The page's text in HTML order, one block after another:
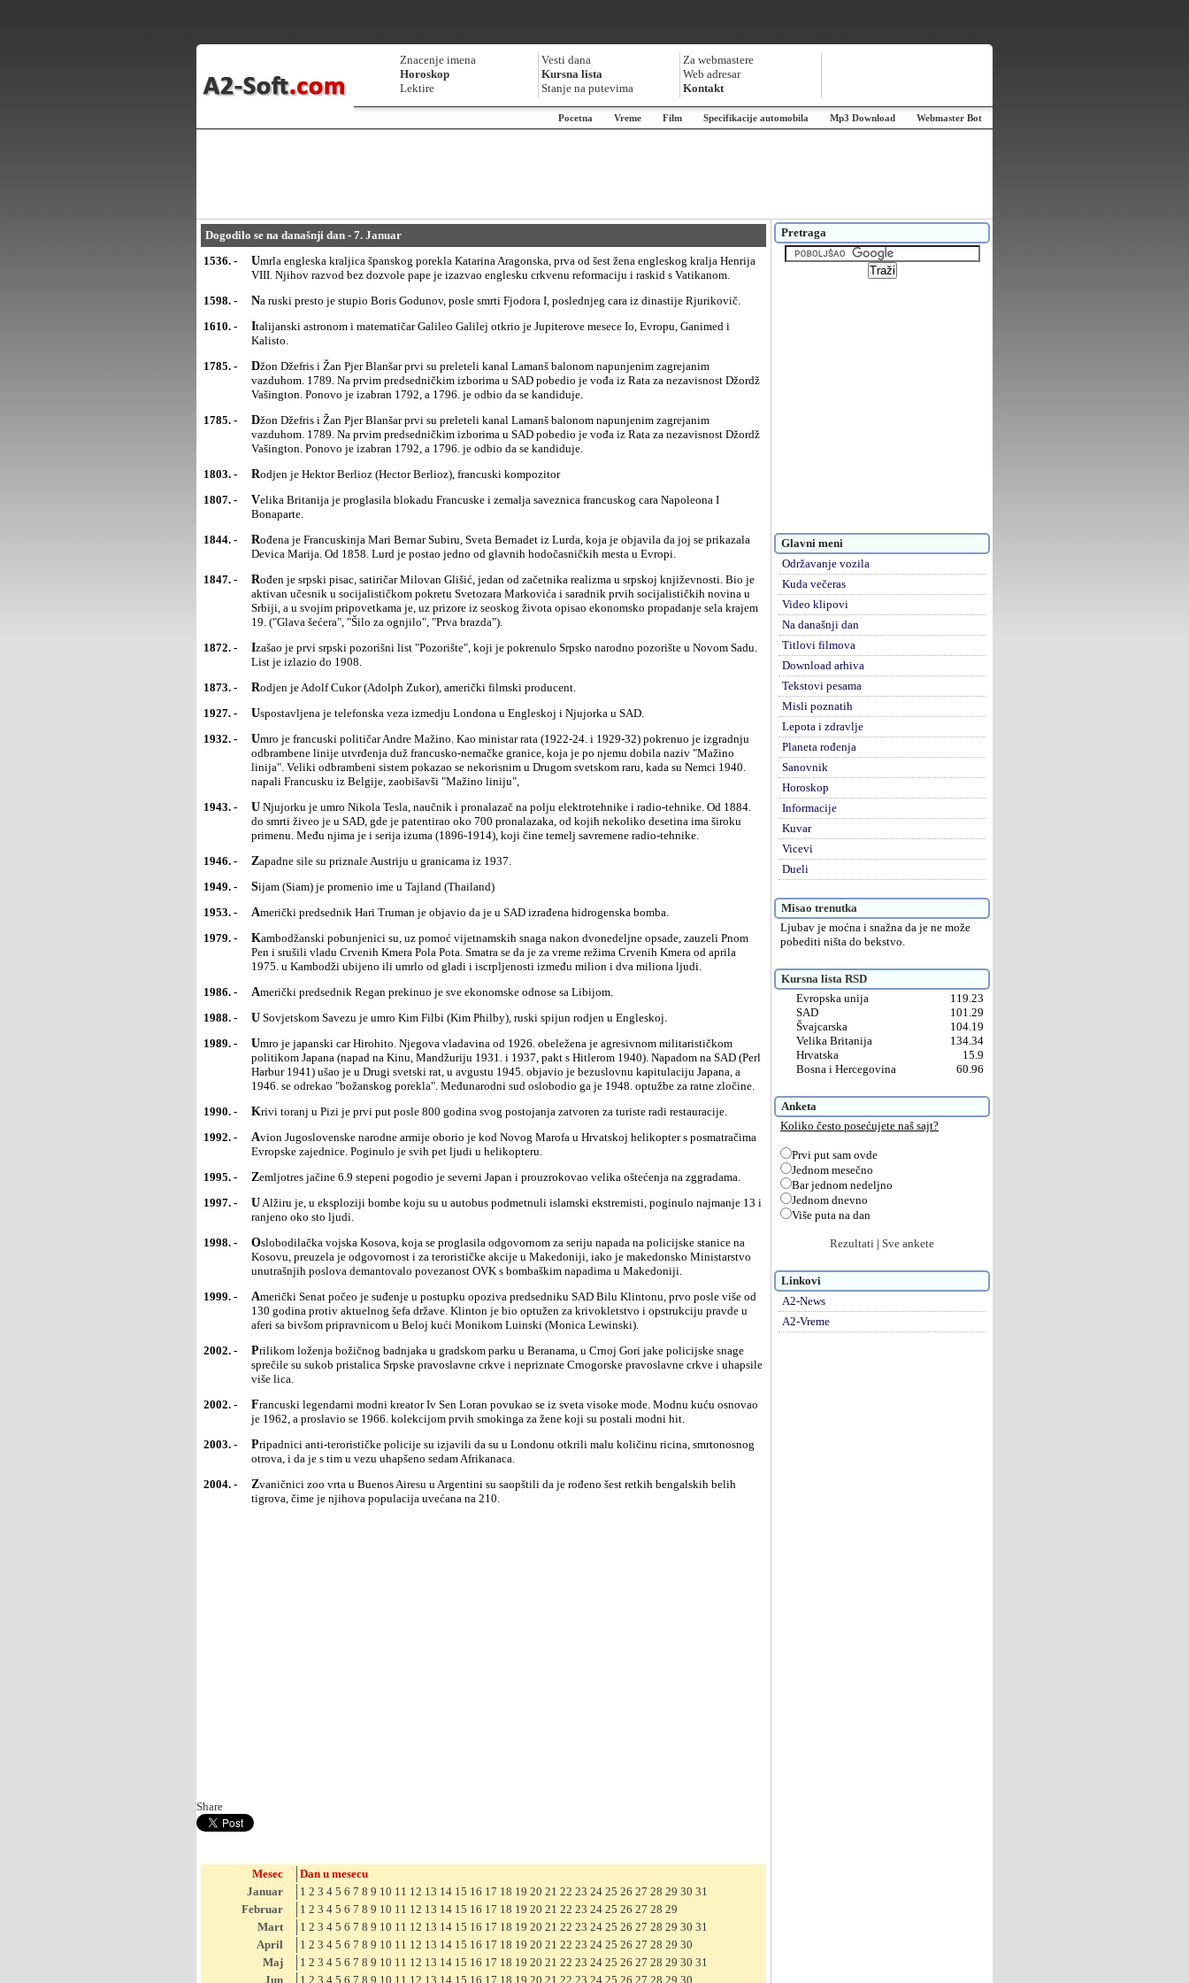
Znacenje imena
Horoskop
Lektire
Vesti dana
Kursna lista
Stanje na putevima
Za webmastere
Web adresar
Kontakt
Pocetna Vreme Film Specifikacije automobila Mp3 Download Webmaster Bot
Dogodilo se na današnji dan - 7. Januar
1536. -
Umrla engleska kraljica španskog porekla Katarina Aragonska, prva od šest žena engleskog kralja Henrija
VIII. Njihov razvod bez dozvole pape je izazvao englesku crkvenu reformaciju i raskid s Vatikanom.
1598. -
Na ruski presto je stupio Boris Godunov, posle smrti Fjodora I, poslednjeg cara iz dinastije Rjurikovič.
1610. -
Italijanski astronom i matematičar Galileo Galilej otkrio je Jupiterove mesece Io, Evropu, Ganimed i
Kalisto.
1785. -
Džon Džefris i Žan Pjer Blanšar prvi su preleteli kanal Lamanš balonom napunjenim zagrejanim
vazduhom. 1789. Na prvim predsedničkim izborima u SAD pobedio je vođa iz Rata za nezavisnost Džordž
Vašington. Ponovo je izabran 1792, a 1796. je odbio da se kandiduje.
1785. -
Džon Džefris i Žan Pjer Blanšar prvi su preleteli kanal Lamanš balonom napunjenim zagrejanim
vazduhom. 1789. Na prvim predsedničkim izborima u SAD pobedio je vođa iz Rata za nezavisnost Džordž
Vašington. Ponovo je izabran 1792, a 1796. je odbio da se kandiduje.
1803. -
Rodjen je Hektor Berlioz (Hector Berlioz), francuski kompozitor
1807. -
Velika Britanija je proglasila blokadu Francuske i zemalja saveznica francuskog cara Napoleona I
Bonaparte.
1844. -
Rođena je Francuskinja Mari Bernar Subiru, Sveta Bernadet iz Lurda, koja je objavila da joj se prikazala
Devica Marija. Od 1858. Lurd je postao jedno od glavnih hodočasničkih mesta u Evropi.
1847. -
Rođen je srpski pisac, satiričar Milovan Glišić, jedan od začetnika realizma u srpskoj književnosti. Bio je
aktivan učesnik u socijalističkom pokretu Svetozara Markovića i saradnik prvih socijalističkih novina u
Srbiji, a u svojim pripovetkama je, uz prizore iz seoskog života opisao ekonomsko propadanje sela krajem
19. ("Glava šećera", "Šilo za ognjilo", "Prva brazda").
1872. -
Izašao je prvi srpski pozorišni list "Pozorište", koji je pokrenulo Srpsko narodno pozorište u Novom Sadu.
List je izlazio do 1908.
1873. -
Rodjen je Adolf Cukor (Adolph Zukor), američki filmski producent.
1927. -
Uspostavljena je telefonska veza izmedju Londona u Engleskoj i Njujorka u SAD.
1932. -
Umro je francuski političar Andre Mažino. Kao ministar rata (1922-24. i 1929-32) pokrenuo je izgradnju
odbrambene linije utvrđenja duž francusko-nemačke granice, koja je po njemu dobila naziv "Mažino
linija". Veliki odbrambeni sistem pokazao se nekorisnim u Drugom svetskom raru, kada su Nemci 1940.
napali Francusku iz Belgije, zaobišavši "Mažino liniju",
1943. -
U Njujorku je umro Nikola Tesla, naučnik i pronalazač na polju elektrotehnike i radio-tehnike. Od 1884.
do smrti živeo je u SAD, gde je patentirao oko 700 pronalazaka, od kojih nekoliko desetina ima široku
primenu. Među njima je i serija izuma (1896-1914), koji čine temelj savremene radio-tehnike.
1946. -
Zapadne sile su priznale Austriju u granicama iz 1937.
1949. -
Sijam (Siam) je promenio ime u Tajland (Thailand)
1953. -
Američki predsednik Hari Truman je objavio da je u SAD izrađena hidrogenska bomba.
1979. -
Kambodžanski pobunjenici su, uz pomoć vijetnamskih snaga nakon dvonedeljne opsade, zauzeli Pnom
Pen i srušili vladu Crvenih Kmera Pola Pota. Smatra se da je za vreme režima Crvenih Kmera od aprila
1975. u Kambodži ubijeno ili umrlo od gladi i iscrpljenosti između milion i dva miliona ljudi.
1986. -
Američki predsednik Regan prekinuo je sve ekonomske odnose sa Libijom.
1988. -
U Sovjetskom Savezu je umro Kim Filbi (Kim Philby), ruski spijun rodjen u Engleskoj.
1989. -
Umro je japanski car Hirohito. Njegova vladavina od 1926. obeležena je agresivnom militarističkom
politikom Japana (napad na Kinu, Mandžuriju 1931. i 1937, pakt s Hitlerom 1940). Napadom na SAD (Perl
Harbur 1941) ušao je u Drugi svetski rat, u avgustu 1945. objavio je bezuslovnu kapitulaciju Japana, a
1946. se odrekao "božanskog porekla". Međunarodni sud oslobodio ga je 1948. optužbe za ratne zločine.
1990. -
Krivi toranj u Pizi je prvi put posle 800 godina svog postojanja zatvoren za turiste radi restauracije.
1992. -
Avion Jugoslovenske narodne armije oborio je kod Novog Marofa u Hrvatskoj helikopter s posmatračima
Evropske zajednice. Poginulo je svih pet ljudi u helikopteru.
1995. -
Zemljotres jačine 6.9 stepeni pogodio je severni Japan i prouzrokovao velika oštećenja na zggradama.
1997. -
U Alžiru je, u eksploziji bombe koju su u autobus podmetnuli islamski ekstremisti, poginulo najmanje 13 i
ranjeno oko sto ljudi.
1998. -
Oslobodilačka vojska Kosova, koja se proglasila odgovornom za seriju napada na policijske stanice na
Kosovu, preuzela je odgovornost i za terorističke akcije u Makedoniji, iako je makedonsko Ministarstvo
unutrašnjih poslova demantovalo povezanost OVK s bombaškim napadima u Makedoniji.
1999. -
Američki Senat počeo je suđenje u postupku opoziva predsedniku SAD Bilu Klintonu, prvo posle više od
130 godina protiv aktuelnog šefa države. Klinton je bio optužen za krivokletstvo i opstrukciju pravde u
aferi sa bivšom pripravnicom u Beloj kući Monikom Luinski (Monica Lewinski).
2002. -
Prilikom loženja božičnog badnjaka u gradskom parku u Beranama, u Crnoj Gori jake policijske snage
sprečile su sukob pristalica Srpske pravoslavne crkve i nepriznate Crnogorske pravoslavne crkve i uhapsile
više lica.
2002. -
Francuski legendarni modni kreator Iv Sen Loran povukao se iz sveta visoke mode. Modnu kuću osnovao
je 1962, a proslavio se 1966. kolekcijom prvih smokinga za žene koji su postali modni hit.
2003. -
Pripadnici anti-terorističke policije su izjavili da su u Londonu otkrili malu količinu ricina, smrtonosnog
otrova, i da je s tim u vezu uhapšeno sedam Afrikanaca.
2004. -
Zvaničnici zoo vrta u Buenos Airesu u Argentini su saopštili da je rođeno šest retkih bengalskih belih
tigrova, čime je njihova populacija uvećana na 210.
Share
Mesec
Dan u mesecu
Januar
1 2 3 4 5 6 7 8 9 10 11 12 13 14 15 16 17 18 19 20 21 22 23 24 25 26 27 28 29 30 31
Februar
1 2 3 4 5 6 7 8 9 10 11 12 13 14 15 16 17 18 19 20 21 22 23 24 25 26 27 28 29
Mart
1 2 3 4 5 6 7 8 9 10 11 12 13 14 15 16 17 18 19 20 21 22 23 24 25 26 27 28 29 30 31
April
1 2 3 4 5 6 7 8 9 10 11 12 13 14 15 16 17 18 19 20 21 22 23 24 25 26 27 28 29 30
Maj
1 2 3 4 5 6 7 8 9 10 11 12 13 14 15 16 17 18 19 20 21 22 23 24 25 26 27 28 29 30 31
Jun
1 2 3 4 5 6 7 8 9 10 11 12 13 14 15 16 17 18 19 20 21 22 23 24 25 26 27 28 29 30
Pretraga
Glavni meni
Održavanje vozila
Kuda večeras
Video klipovi
Na današnji dan
Titlovi filmova
Download arhiva
Tekstovi pesama
Misli poznatih
Lepota i zdravlje
Planeta rođenja
Sanovnik
Horoskop
Informacije
Kuvar
Vicevi
Dueli
Misao trenutka
Ljubav je moćna i snažna da je ne može
pobediti ništa do bekstvo.
Kursna lista RSD
Evropska unija
119.23
SAD
101.29
Švajcarska
104.19
Velika Britanija
134.34
Hrvatska
15.9
Bosna i Hercegovina
60.96
Anketa
Koliko često posećujete naš sajt?
Prvi put sam ovde
Jednom mesečno
Bar jednom nedeljno
Jednom dnevno
Više puta na dan
Rezultati | Sve ankete
Linkovi
A2-News
A2-Vreme